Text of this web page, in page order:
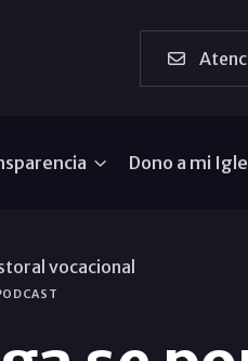
Dono a mi
vocacional